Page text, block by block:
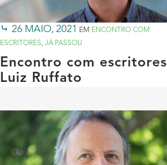
26 MAIO, 2021 EM ENCONTRO COM
ESCRITORES, JÁ PASSOU
Encontro com escritores
Luiz Ruffato